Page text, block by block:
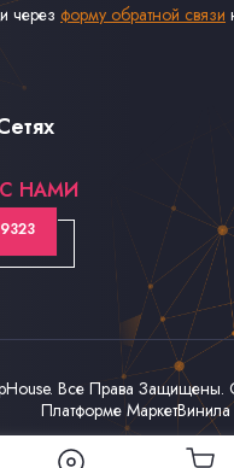
через форму обратной связи
на Виниле В Наличии
НАМИ
. Все Права Защищены.
Платформе МаркетВинила